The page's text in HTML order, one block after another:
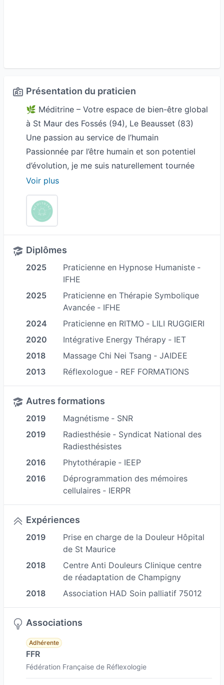
Présentation du praticien
🌿 Méditrine – Votre espace de bien-être global
à St Maur des Fossés (94), Le Beausset (83)
Une passion au service de l’humain
Passionnée par l’être humain et son potentiel
d’évolution, je me suis naturellement tournée
vers des pratiques favorisant l'équilibre entre le
corps et l'esprit. Chaque personne est unique, et
c’est avec bienveillance et écoute que je vous
accompagne sur le chemin du mieux-être.
Une approche holistique personnalisée
Chez Méditrine, je propose une approche
globale, prenant en compte l’ensemble de votre
complémentaires, je vous accompagne pour :
Soulager les douleurs physiques
Améliorer la qualité du sommeil
Apaiser le stress et l’anxiété
Réguler le système nerveux
Favoriser un mieux-être émotionnel
Stimuler les capacités d’auto-guérison
Réflexologie Plantaire , Faciale, Auriculaire
(auriculothérapie) :
Stimuler les zones réflexes pour un mieux-être
La réflexologie agit par le biais du système
nerveux, et consiste à stimuler des zones
réflexes situées sur les pieds, les oreilles, le
En activant ces points, on favorise l’équilibre et
le bon fonctionnement de l’organisme.
Bienfaits de la réflexologie Plantaire, faciale
Dienchan et Auriculaire (Auriculothérapie)
Détente profonde et libération des tensions
lymphatique
Renforcement du système immunitaire
Soulagement des douleurs chroniques
(migraines, maux de dos, troubles digestifs)
Voir plus
Diplômes
2025
Praticienne en Hypnose Humaniste ‐
IFHE
2025
Praticienne en Thérapie Symbolique
Avancée ‐ IFHE
2024
Praticienne en RITMO ‐ LILI RUGGIERI
2020
Intégrative Energy Thérapy ‐ IET
2018
Massage Chi Nei Tsang ‐ JAIDEE
2013
Réflexologue ‐ REF FORMATIONS
Autres formations
2019
Magnétisme ‐ SNR
2019
Radiesthésie ‐ Syndicat National des
Radiesthésistes
2016
Phytothérapie ‐ IEEP
2016
Déprogrammation des mémoires
cellulaires ‐ IERPR
Expériences
2019
Prise en charge de la Douleur Hôpital
de St Maurice
2018
Centre Anti Douleurs Clinique centre
de réadaptation de Champigny
2018
Association HAD Soin palliatif 75012
Associations
Adhérente
FFR
Fédération Française de Réflexologie